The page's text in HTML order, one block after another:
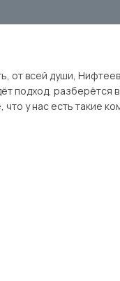
от всей души,
подход,
у нас есть такие